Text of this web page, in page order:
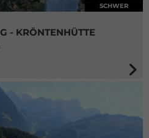
SCHWER
- KRÖNTENHÜTTE